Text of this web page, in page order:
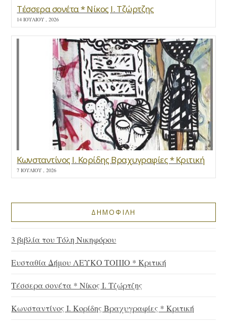
Τέσσερα σονέτα * Νίκος Ι. Τζώρτζης
14 ΙΟΥΛΊΟΥ , 2026
Κωνσταντίνος Ι. Κορίδης Βραχυγραφίες * Κριτική
7 ΙΟΥΛΊΟΥ , 2026
ΔΗΜΟΦΙΛΗ
3 βιβλία του Τόλη Νικηφόρου
Ευσταθία Δήμου ΛΕΥΚΟ ΤΟΠΙΟ * Κριτική
Τέσσερα σονέτα * Νίκος Ι. Τζώρτζης
Κωνσταντίνος Ι. Κορίδης Βραχυγραφίες * Κριτική